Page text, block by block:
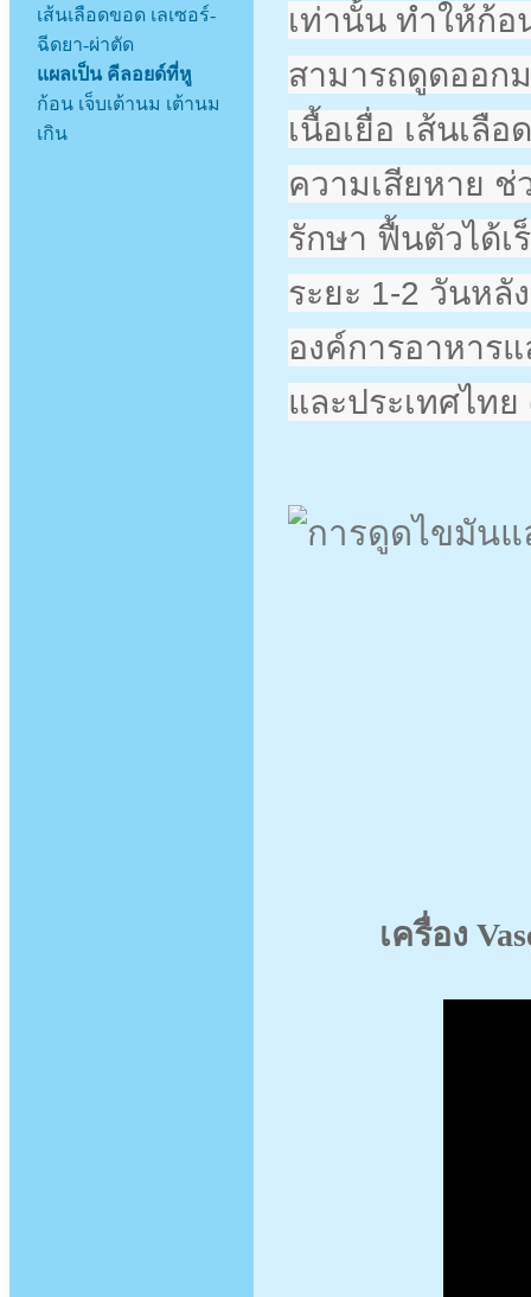
เส้นเลือดขอด เลเซอร์-
ฉีดยา-ผ่าตัด
แผลเป็น คีลอยด์ที่หู
ก้อน เจ็บเต้านม เต้านม
เกิน
เท่านั้น ทำให้ก้
สามารถดูดออก
เนื้อเยื่อ เส้นเลื
ความเสียหาย ช่
รักษา ฟื้นตัวได้เ
ระยะ 1-2 วันหลั
องค์การอาหาร
และประเทศไท
เครื่อง